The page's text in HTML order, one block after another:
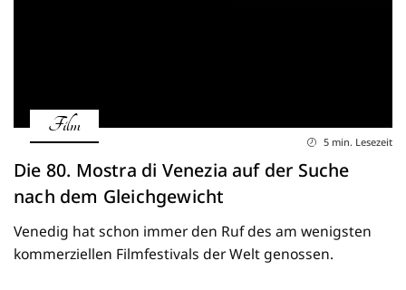
Film
5 min. Lesezeit
Die 80. Mostra di Venezia auf der Suche
nach dem Gleichgewicht
Venedig hat schon immer den Ruf des am wenigsten
kommerziellen Filmfestivals der Welt genossen.